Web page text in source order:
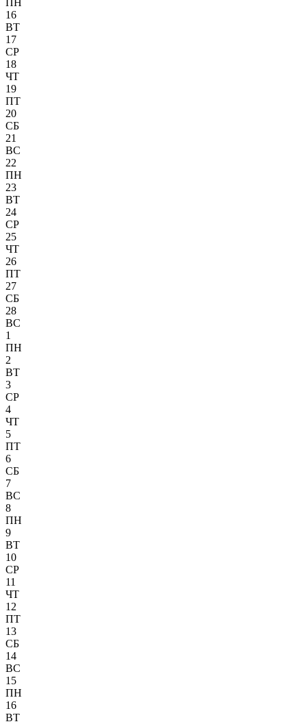
ПН
16
ВТ
17
СР
18
ЧТ
19
ПТ
20
СБ
21
ВС
22
ПН
23
ВТ
24
СР
25
ЧТ
26
ПТ
27
СБ
28
ВС
1
ПН
2
ВТ
3
СР
4
ЧТ
5
ПТ
6
СБ
7
ВС
8
ПН
9
ВТ
10
СР
11
ЧТ
12
ПТ
13
СБ
14
ВС
15
ПН
16
ВТ